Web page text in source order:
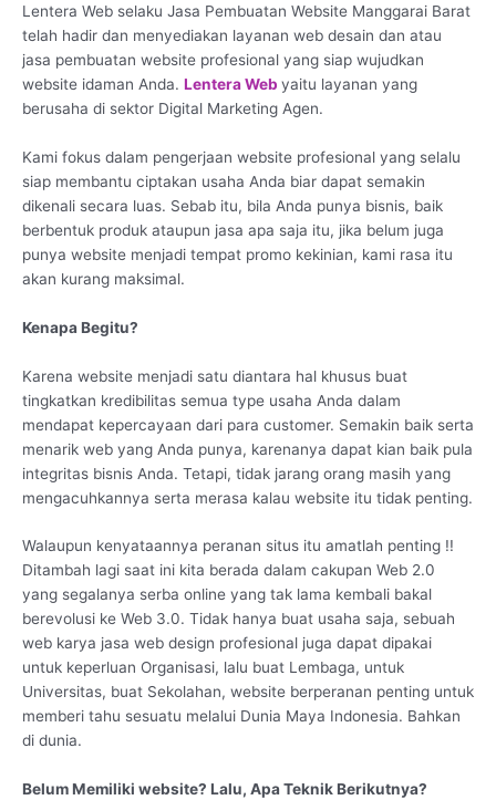
Lentera Web selaku Jasa Pembuatan Website Manggarai Barat
telah hadir dan menyediakan layanan web desain dan atau
jasa pembuatan website profesional yang siap wujudkan
website idaman Anda. Lentera Web yaitu layanan yang
berusaha di sektor Digital Marketing Agen.
Kami fokus dalam pengerjaan website profesional yang selalu
siap membantu ciptakan usaha Anda biar dapat semakin
dikenali secara luas. Sebab itu, bila Anda punya bisnis, baik
berbentuk produk ataupun jasa apa saja itu, jika belum juga
punya website menjadi tempat promo kekinian, kami rasa itu
akan kurang maksimal.
Kenapa Begitu?
Karena website menjadi satu diantara hal khusus buat
tingkatkan kredibilitas semua type usaha Anda dalam
mendapat kepercayaan dari para customer. Semakin baik serta
menarik web yang Anda punya, karenanya dapat kian baik pula
integritas bisnis Anda. Tetapi, tidak jarang orang masih yang
mengacuhkannya serta merasa kalau website itu tidak penting.
Walaupun kenyataannya peranan situs itu amatlah penting !!
Ditambah lagi saat ini kita berada dalam cakupan Web 2.0
yang segalanya serba online yang tak lama kembali bakal
berevolusi ke Web 3.0. Tidak hanya buat usaha saja, sebuah
web karya jasa web design profesional juga dapat dipakai
untuk keperluan Organisasi, lalu buat Lembaga, untuk
Universitas, buat Sekolahan, website berperanan penting untuk
memberi tahu sesuatu melalui Dunia Maya Indonesia. Bahkan
di dunia.
Belum Memiliki website? Lalu, Apa Teknik Berikutnya?